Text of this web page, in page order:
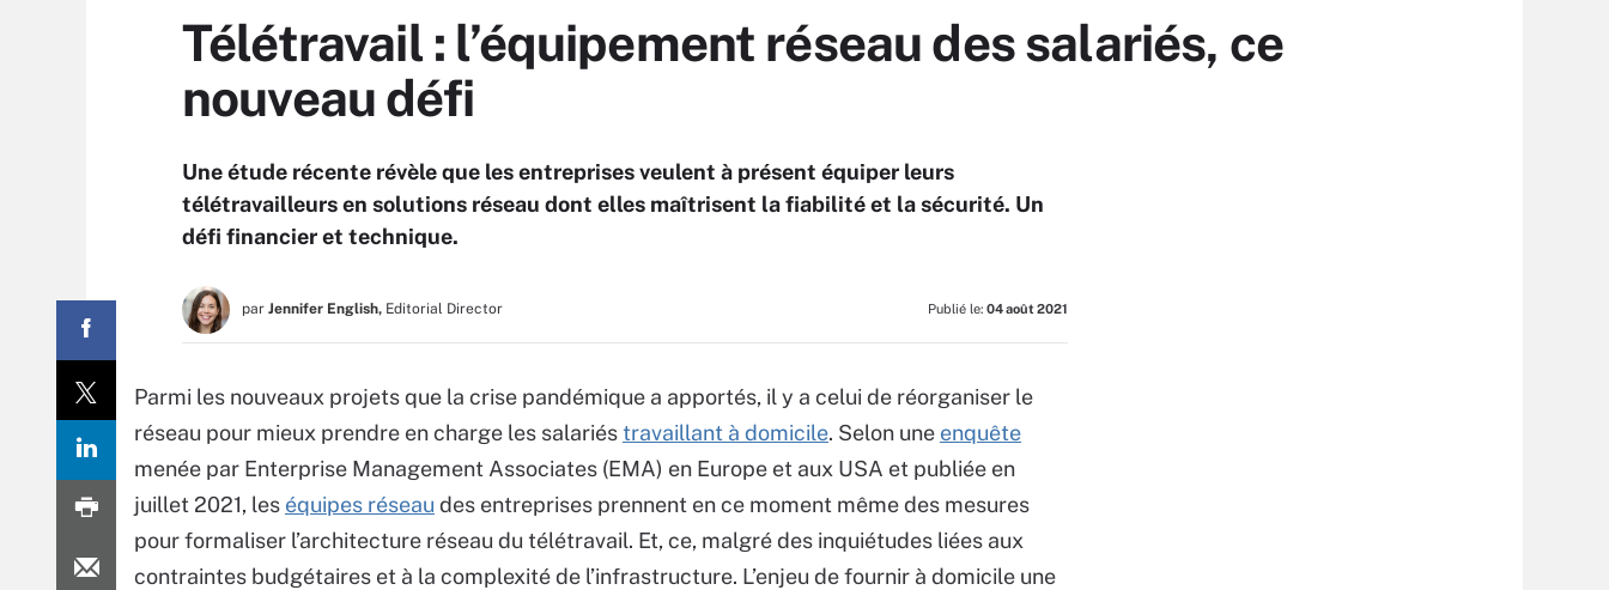
Télétravail : l’équipement réseau des salariés, ce
nouveau défi
Une étude récente révèle que les entreprises veulent à présent équiper leurs
télétravailleurs en solutions réseau dont elles maîtrisent la fiabilité et la sécurité. Un
défi financier et technique.
par Jennifer English, Editorial Director Publié le: 04 août 2021
Parmi les nouveaux projets que la crise pandémique a apportés, il y a celui de réorganiser le
réseau pour mieux prendre en charge les salariéstravaillant à domicile. Selon une enquête
menée par Enterprise Management Associates (EMA) en Europe et aux USA et publiée en
juillet 2021, les équipes réseau des entreprises prennent en ce moment même des mesures
pour formaliser l’architecture réseau du télétravail. Et, ce, malgré des inquiétudes liées aux
contraintes budgétaires et à la complexité de l’infrastructure. L’enjeu de fournir à domicile une